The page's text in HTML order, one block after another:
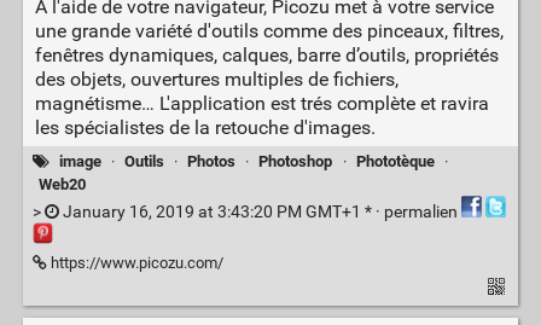
A l'aide de votre navigateur, Picozu met à votre service
une grande variété d'outils comme des pinceaux, filtres,
fenêtres dynamiques, calques, barre d’outils, propriétés
des objets, ouvertures multiples de fichiers,
magnétisme… L'application est trés complète et ravira
les spécialistes de la retouche d'images.
image · Outils · Photos · Photoshop · Phototèque
·
Web20
> January 16, 2019 at 3:43:20 PM GMT+1 * · permalien
https://www.picozu.com/